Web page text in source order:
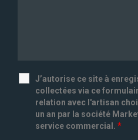
J’autorise ce site à
collectées via ce
relation avec l'artisan
un an par la société
service commercial. *